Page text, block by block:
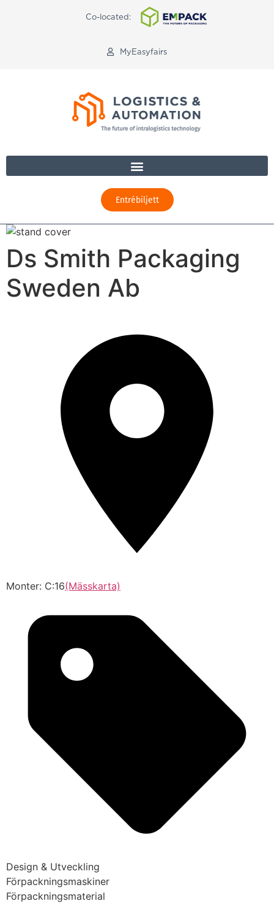
Co-located:
MyEasyfairs
Entrébiljett
Ds Smith Packaging
Sweden Ab
Monter: C:16(Mässkarta)
Design & Utveckling
Förpackningsmaskiner
Förpackningsmaterial